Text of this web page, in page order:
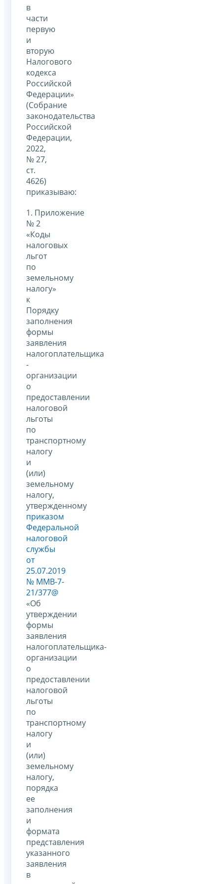
в
части
первую
и
вторую
Налогового
кодекса
Российской
Федерации»
(Собрание
законодательства
Российской
Федерации,
2022,
№ 27,
ст.
4626)
приказываю:
1. Приложение
№ 2
«Коды
налоговых
льгот
по
земельному
налогу»
к
Порядку
заполнения
формы
заявления
налогоплательщика
-
организации
о
предоставлении
налоговой
льготы
по
транспортному
налогу
и
(или)
земельному
налогу,
утвержденному
приказом
Федеральной
налоговой
службы
от
25.07.2019
№ ММВ-7-
21/377@
«Об
утверждении
формы
заявления
налогоплательщика-
организации
о
предоставлении
налоговой
льготы
по
транспортному
налогу
и
(или)
земельному
налогу,
порядка
ее
заполнения
и
формата
представления
указанного
заявления
в